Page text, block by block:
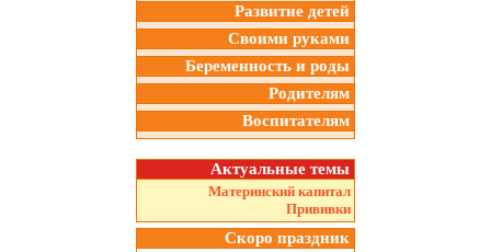
Развитие детей
Своими руками
Беременность и роды
Родителям
Воспитателям
Актуальные темы
Материнский капитал
Прививки
Скоро праздник